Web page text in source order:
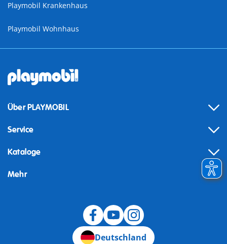
Playmobil Krankenhaus
Playmobil Wohnhaus
Über PLAYMOBIL
Service
Kataloge
Mehr
Deutschland